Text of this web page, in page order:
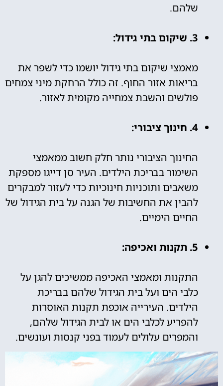
שלהם.
3. שיקום בתי גידול:
מאמצי שיקום בתי גידול יושמו כדי לשפר את
בריאות אזור החוף. זה כולל הרחקת מיני צמחים
פולשים והשבת צמחייה מקומית לאזור.
4. חינוך ציבורי:
החינוך הציבורי נותר חלק חשוב ממאמצי
השימור בבריכת הילדים. העיר סן דייגו מספקת
משאבים ותוכניות חינוכיות כדי לעזור למבקרים
להבין את החשיבות של הגנה על בית הגידול של
החיים הימיים.
5. תקנות ואכיפה:
התקנות ומאמצי האכיפה ממשיכים להגן על
כלבי הים ועל בית הגידול שלהם בבריכת
הילדים. העירייה אוכפת תקנות האוסרות
להפריע לכלבי הים או לבית הגידול שלהם,
והמפרים עלולים לעמוד בפני קנסות ועונשים.